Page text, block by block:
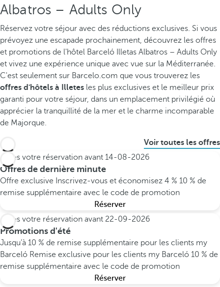
Albatros – Adults Only
Réservez votre séjour avec des réductions exclusives. Si vous
prévoyez une escapade prochainement, découvrez les offres
et promotions de l'hôtel Barceló Illetas Albatros – Adults Only
et vivez une expérience unique avec vue sur la Méditerranée.
C'est seulement sur Barcelo.com que vous trouverez les
offres d'hôtels à Illetes les plus exclusives et le meilleur prix
garanti pour votre séjour, dans un emplacement privilégié où
apprécier la tranquillité de la mer et le charme incomparable
de Majorque.
Voir toutes les offres
Faites votre réservation avant 14-08-2026
Offres de dernière minute
Offre exclusive Inscrivez-vous et économisez 4 % 10 % de
remise supplémentaire avec le code de promotion
Réserver
Faites votre réservation avant 22-09-2026
Promotions d'été
Jusqu’à 10 % de remise supplémentaire pour les clients my
Barceló Remise exclusive pour les clients my Barceló 10 % de
remise supplémentaire avec le code de promotion
Réserver